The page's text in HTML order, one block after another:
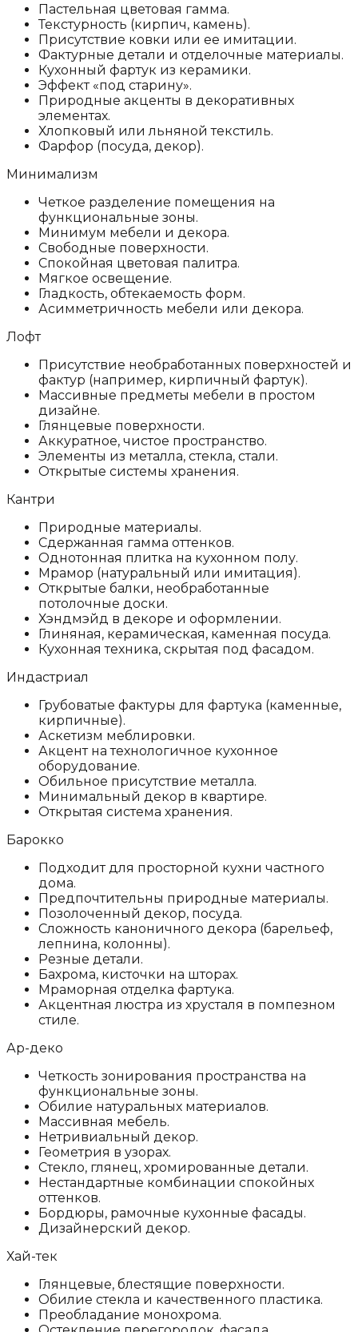
Пастельная цветовая гамма.
Текстурность (кирпич, камень).
Присутствие ковки или ее имитации.
Фактурные детали и отделочные материалы.
Кухонный фартук из керамики.
Эффект «под старину».
Природные акценты в декоративных
элементах.
Хлопковый или льняной текстиль.
Фарфор (посуда, декор).
Минимализм
Четкое разделение помещения на
функциональные зоны.
Минимум мебели и декора.
Свободные поверхности.
Спокойная цветовая палитра.
Мягкое освещение.
Гладкость, обтекаемость форм.
Асимметричность мебели или декора.
Лофт
Присутствие необработанных поверхностей и
фактур (например, кирпичный фартук).
Массивные предметы мебели в простом
дизайне.
Глянцевые поверхности.
Аккуратное, чистое пространство.
Элементы из металла, стекла, стали.
Открытые системы хранения.
Кантри
Природные материалы.
Сдержанная гамма оттенков.
Однотонная плитка на кухонном полу.
Мрамор (натуральный или имитация).
Открытые балки, необработанные
потолочные доски.
Хэндмэйд в декоре и оформлении.
Глиняная, керамическая, каменная посуда.
Кухонная техника, скрытая под фасадом.
Индастриал
Грубоватые фактуры для фартука (каменные,
кирпичные).
Аскетизм меблировки.
Акцент на технологичное кухонное
оборудование.
Обильное присутствие металла.
Минимальный декор в квартире.
Открытая система хранения.
Барокко
Подходит для просторной кухни частного
дома.
Предпочтительны природные материалы.
Позолоченный декор, посуда.
Сложность каноничного декора (барельеф,
лепнина, колонны).
Резные детали.
Бахрома, кисточки на шторах.
Мраморная отделка фартука.
Акцентная люстра из хрусталя в помпезном
стиле.
Ар-деко
Четкость зонирования пространства на
функциональные зоны.
Обилие натуральных материалов.
Массивная мебель.
Нетривиальный декор.
Геометрия в узорах.
Стекло, глянец, хромированные детали.
Нестандартные комбинации спокойных
оттенков.
Бордюры, рамочные кухонные фасады.
Дизайнерский декор.
Хай-тек
Глянцевые, блестящие поверхности.
Обилие стекла и качественного пластика.
Преобладание монохрома.